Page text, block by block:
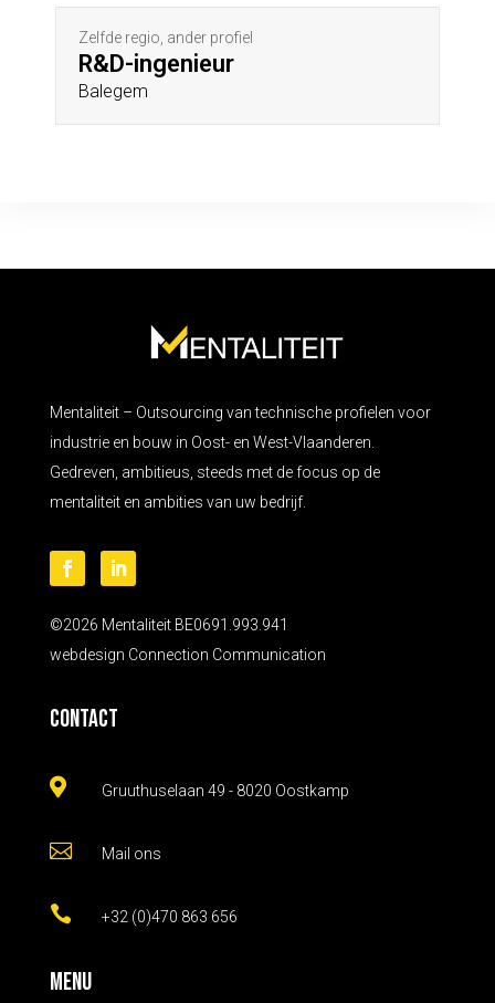
Zelfde regio, ander profiel
R&D-ingenieur
Balegem
Mentaliteit – Outsourcing van technische profielen voor
industrie en bouw in Oost- en West-Vlaanderen.
Gedreven, ambitieus, steeds met de focus op de
mentaliteit en ambities van uw bedrijf.
©2026 Mentaliteit BE0691.993.941
webdesign Connection Communication
Contact
 Gruuthuselaan 49 - 8020 Oostkamp
 Mail ons
 +32 (0)470 863 656
Menu